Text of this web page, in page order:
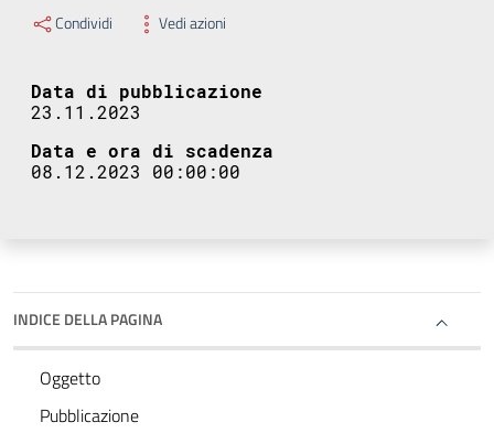
Condividi Vedi azioni
Data di pubblicazione
23.11.2023
Data e ora di scadenza
08.12.2023 00:00:00
INDICE DELLA PAGINA
Oggetto
Pubblicazione